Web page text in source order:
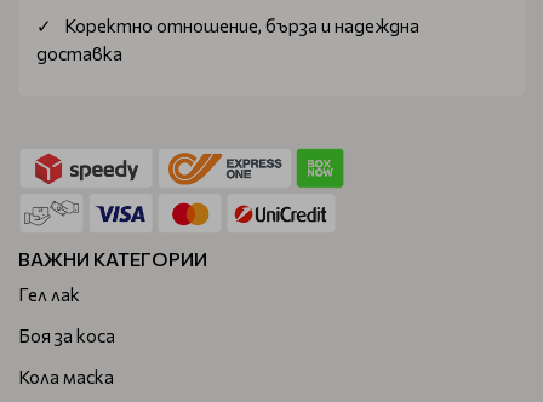
Коректно отношение, бърза и надеждна
доставка
ВАЖНИ КАТЕГОРИИ
Гел лак
Боя за коса
Кола маска